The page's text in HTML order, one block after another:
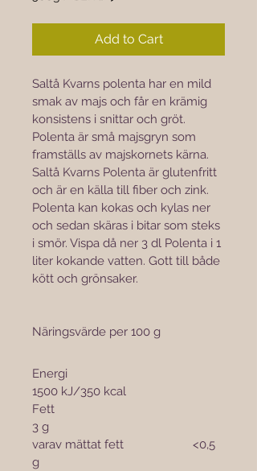
Add to Cart
Saltå Kvarns polenta har en mild
smak av majs och får en krämig
konsistens i snittar och gröt.
Polenta är små majsgryn som
framställs av majskornets kärna.
Saltå Kvarns Polenta är glutenfritt
och är en källa till fiber och zink.
Polenta kan kokas och kylas ner
och sedan skäras i bitar som steks
i smör. Vispa då ner 3 dl Polenta i 1
liter kokande vatten. Gott till både
kött och grönsaker.
Näringsvärde per 100 g
Energi
1500 kJ/350 kcal
Fett
3 g
varav mättat fett			<0,5
g